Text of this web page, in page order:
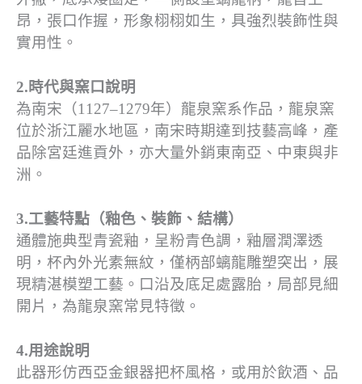
昂，張口作握，形象栩栩如生，具強烈裝飾性與
實用性。
2.時代與窯口說明
為南宋（1127–1279年）龍泉窯系作品，龍泉窯
位於浙江麗水地區，南宋時期達到技藝高峰，產
品除宮廷進貢外，亦大量外銷東南亞、中東與非
洲。
3.工藝特點（釉色、裝飾、結構）
通體施典型青瓷釉，呈粉青色調，釉層潤澤透
明，杯內外光素無紋，僅柄部螭龍雕塑突出，展
現精湛模塑工藝。口沿及底足處露胎，局部見細
開片，為龍泉窯常見特徵。
4.用途說明
此器形仿西亞金銀器把杯風格，或用於飲酒、品